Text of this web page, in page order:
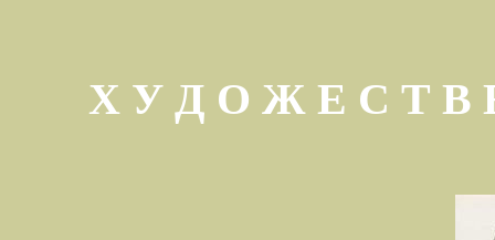
Х У Д О Ж Е С Т